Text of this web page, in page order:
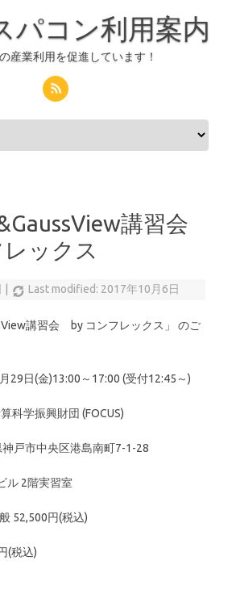
パコン利用案内
産業利用を促進しています！
講習会
ックス
Last modified: 2017年10月6日
講習会 by コンフレックス」 のご
29日(金)13:00～17:00 (受付12:45～)
科学振興財団 (FOCUS)
戸市中央区港島南町7-1-28
ル 2階実習室
円(税込)
(税込)